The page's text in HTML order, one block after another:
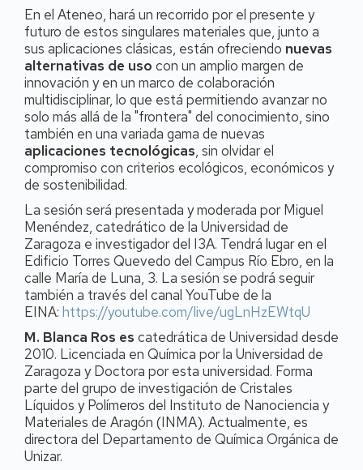
En el Ateneo, hará un recorrido por el presente y
futuro de estos singulares materiales que, junto a
sus aplicaciones clásicas, están ofreciendo nuevas
alternativas de uso con un amplio margen de
innovación y en un marco de colaboración
multidisciplinar, lo que está permitiendo avanzar no
solo más allá de la "frontera" del conocimiento, sino
también en una variada gama de nuevas
aplicaciones tecnológicas, sin olvidar el
compromiso con criterios ecológicos, económicos y
de sostenibilidad.
La sesión será presentada y moderada por Miguel
Menéndez, catedrático de la Universidad de
Zaragoza e investigador del I3A. Tendrá lugar en el
Edificio Torres Quevedo del Campus Río Ebro, en la
calle María de Luna, 3. La sesión se podrá seguir
también a través del canal YouTube de la
EINA: https://youtube.com/live/ugLnHzEWtqU
M. Blanca Ros es catedrática de Universidad desde
2010. Licenciada en Química por la Universidad de
Zaragoza y Doctora por esta universidad. Forma
parte del grupo de investigación de Cristales
Líquidos y Polímeros del Instituto de Nanociencia y
Materiales de Aragón (INMA). Actualmente, es
directora del Departamento de Química Orgánica de
Unizar.